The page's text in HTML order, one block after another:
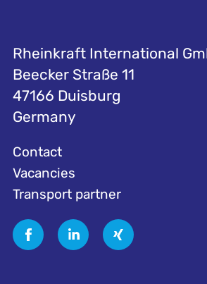
Rheinkraft International
Beecker Straße 11
47166 Duisburg
Germany
Contact
Vacancies
Transport partner